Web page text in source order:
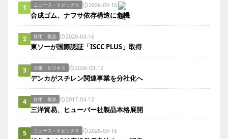
1 ニュース・トピックス 2026-03-16
合成ゴム、ナフサ依存構造に危機
2 技術・製品 2026-03-16
東ソーが国際認証「ISCC PLUS」取得
3 企業・ビジネス 2026-03-12
デンカがスチレン関連事業を分社化へ
4 技術・製品 2017-04-12
三洋貿易、ヒューバー社製品本格展開
5 ニュース・トピックス 2026-03-16